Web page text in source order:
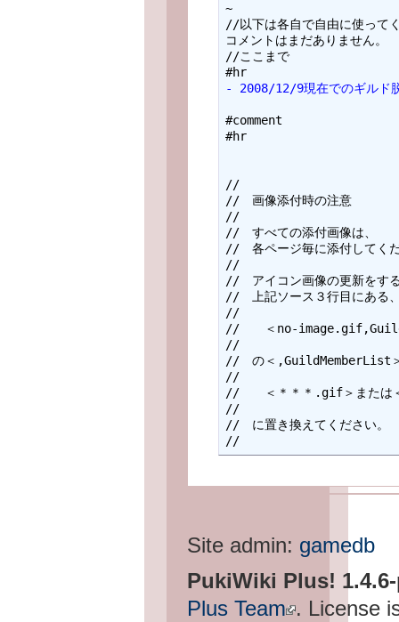
~
//以下は各自で自由に使って
コメントはまだありません。
//ここまで
- 2008/12/9現在でのギル
#comment
#hr
//
//　画像添付時の注意
//
//　すべての添付画像は、
//　各ページ毎に添付してく
//
//　アイコン画像の更新をす
//　上記ソース３行目にある
//
//　　＜no-
//
//　の＜,GuildMemberList
//
//　　＜＊＊＊.gif＞または
//
//　に置き換えてください。
Site admin: gamedb
PukiWiki Plus!
Plus Team . License